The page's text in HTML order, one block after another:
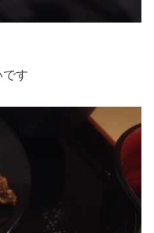
す